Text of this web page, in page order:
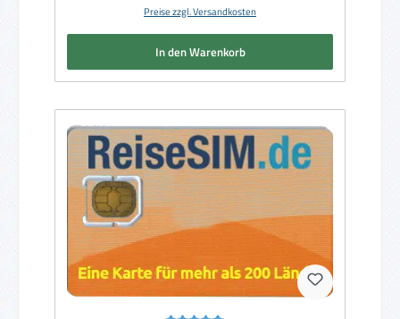
Preise zzgl. Versandkosten
In den Warenkorb